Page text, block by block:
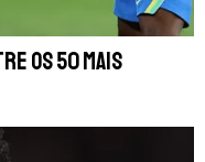
os 50 mais